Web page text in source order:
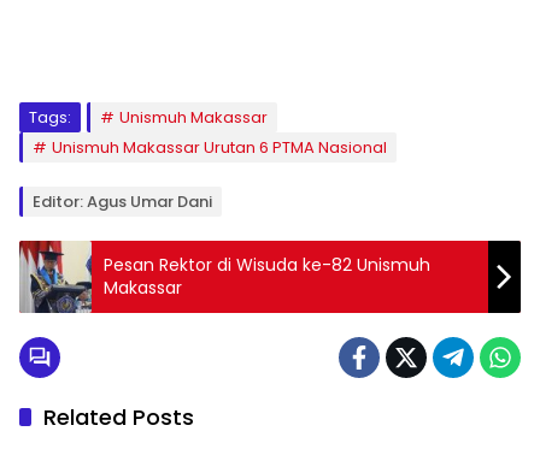
Tags:
Unismuh Makassar
Unismuh Makassar Urutan 6 PTMA Nasional
Editor: Agus Umar Dani
Pesan Rektor di Wisuda ke-82 Unismuh
Makassar
Related Posts